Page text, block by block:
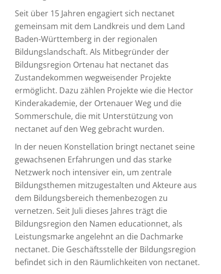
Seit über 15 Jahren engagiert sich nectanet
gemeinsam mit dem Landkreis und dem Land
Baden-Württemberg in der regionalen
Bildungslandschaft. Als Mitbegründer der
Bildungsregion Ortenau hat nectanet das
Zustandekommen wegweisender Projekte
ermöglicht. Dazu zählen Projekte wie die Hector
Kinderakademie, der Ortenauer Weg und die
Sommerschule, die mit Unterstützung von
nectanet auf den Weg gebracht wurden.
In der neuen Konstellation bringt nectanet seine
gewachsenen Erfahrungen und das starke
Netzwerk noch intensiver ein, um zentrale
Bildungsthemen mitzugestalten und Akteure aus
dem Bildungsbereich themenbezogen zu
vernetzen. Seit Juli dieses Jahres trägt die
Bildungsregion den Namen educationnet, als
Leistungsmarke angelehnt an die Dachmarke
nectanet. Die Geschäftsstelle der Bildungsregion
befindet sich in den Räumlichkeiten von nectanet.